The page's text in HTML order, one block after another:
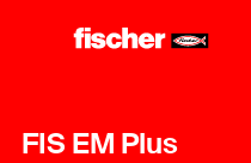
FIS EM Plus